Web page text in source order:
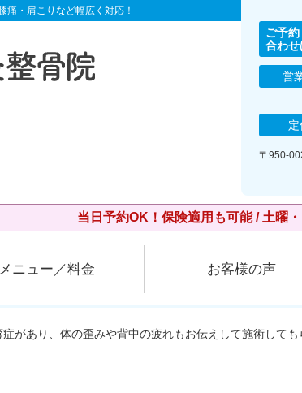
痛・肩こりなど幅広く対応！
ご予
合わせ
営
定
〒950-
当日予約OK！保険適用も可能 / 土曜
メニュー／料金 お客様の声
症があり、体の歪みや背中の疲れもお伝えして施術しても